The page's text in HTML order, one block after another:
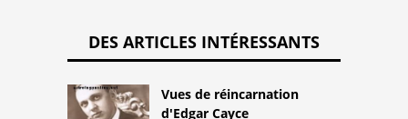
DES ARTICLES INTÉRESSANTS
Vues de réincarnation
d'Edgar Cayce